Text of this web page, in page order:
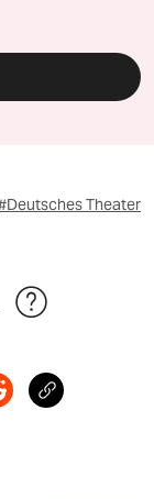
Theater